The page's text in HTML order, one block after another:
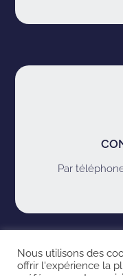
Par
LIENS
Nous utilisons des
offrir l'expérience la